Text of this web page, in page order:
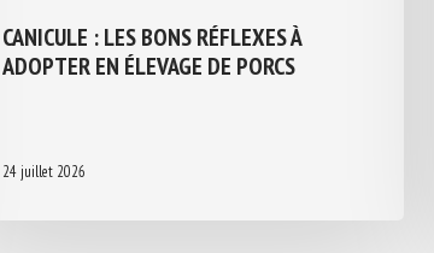
CANICULE : LES BONS RÉFLEXES À
ADOPTER EN ÉLEVAGE DE PORCS
24 juillet 2026